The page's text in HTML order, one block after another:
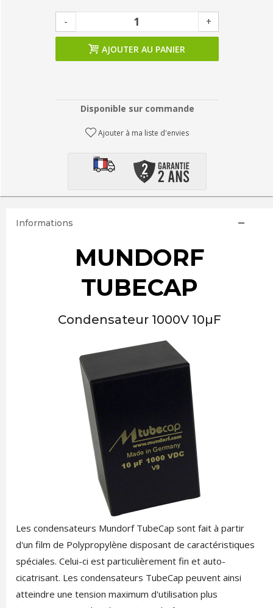
- +
AJOUTER AU PANIER
Disponible sur commande
Ajouter à ma liste d'envies
Informations
MUNDORF
TUBECAP
Condensateur 1000V 10µF
Les condensateurs Mundorf TubeCap sont fait à partir
d'un film de Polypropylène disposant de caractéristiques
spéciales. Celui-ci est particulièrement fin et auto-
cicatrisant. Les condensateurs TubeCap peuvent ainsi
atteindre une tension maximum d'utilisation plus